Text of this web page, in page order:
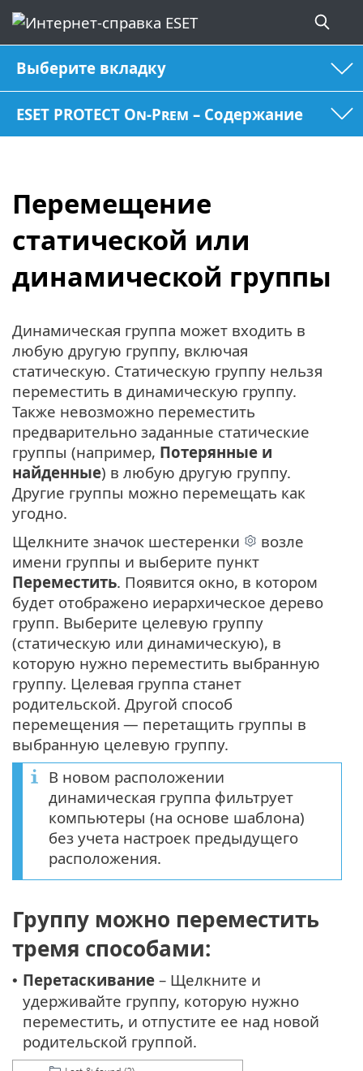
Выберите вкладку
ESET PROTECT On-Prem – Содержание
Перемещение
статической или
динамической группы
Динамическая группа может входить в
любую другую группу, включая
статическую. Статическую группу нельзя
переместить в динамическую группу.
Также невозможно переместить
предварительно заданные статические
группы (например, Потерянные и
найденные) в любую другую группу.
Другие группы можно перемещать как
угодно.
Щелкните значок шестеренки
возле
имени группы и выберите пункт
Переместить. Появится окно, в котором
будет отображено иерархическое дерево
групп. Выберите целевую группу
(статическую или динамическую), в
которую нужно переместить выбранную
группу. Целевая группа станет
родительской. Другой способ
перемещения — перетащить группы в
выбранную целевую группу.
В новом расположении
динамическая группа фильтрует
компьютеры (на основе шаблона)
без учета настроек предыдущего
расположения.
Группу можно переместить
тремя способами:
• Перетаскивание – Щелкните и
удерживайте группу, которую нужно
переместить, и отпустите ее над новой
родительской группой.